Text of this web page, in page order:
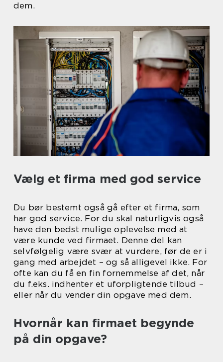
dem.
Vælg et firma med god service
Du bør bestemt også gå efter et firma, som
har god service. For du skal naturligvis også
have den bedst mulige oplevelse med at
være kunde ved firmaet. Denne del kan
selvfølgelig være svær at vurdere, før de er i
gang med arbejdet – og så alligevel ikke. For
ofte kan du få en fin fornemmelse af det, når
du f.eks. indhenter et uforpligtende tilbud –
eller når du vender din opgave med dem.
Hvornår kan firmaet begynde
på din opgave?